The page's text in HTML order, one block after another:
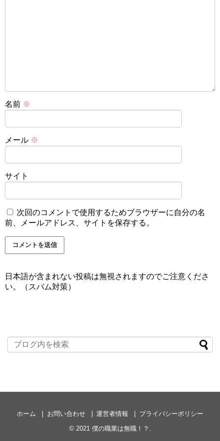
名前 ※
メール ※
サイト
次回のコメントで使用するためブラウザーに自分の名
前、メールアドレス、サイトを保存する。
日本語が含まれない投稿は無視されますのでご注意くださ
い。（スパム対策）
ホーム お問い合わせ 運営者情報
プライバシーポリシー
© 2021 僕の職業は無職！？ .